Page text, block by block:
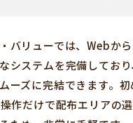
バリューでは、Webか
システムを完備してお
ーズに完結できます。
作だけで配布エリアの